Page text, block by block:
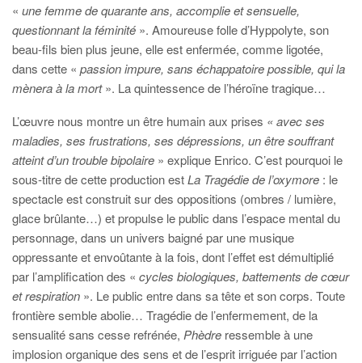
« une femme de quarante ans, accomplie et sensuelle,
questionnant la féminité ». Amoureuse folle d’Hyppolyte, son
beau-fils bien plus jeune, elle est enfermée, comme ligotée,
dans cette « passion impure, sans échappatoire possible, qui la
mènera à la mort». La quintessence de l’héroïne tragique…
L’œuvre nous montre un être humain aux prises « avec ses
maladies, ses frustrations, ses dépressions, un être souffrant
atteint d’un trouble bipolaire » explique Enrico. C’est pourquoi le
sous-titre de cette production estLa Tragédie de l’oxymore : le
spectacle est construit sur des oppositions (ombres / lumière,
glace brûlante…) et propulse le public dans l’espace mental du
personnage, dans un univers baigné par une musique
oppressante et envoûtante à la fois, dont l’effet est démultiplié
par l’amplification des « cycles biologiques, battements de cœur
et respiration ». Le public entre dans sa tête et son corps. Toute
frontière semble abolie… Tragédie de l’enfermement, de la
sensualité sans cesse refrénée, Phèdre ressemble à une
implosion organique des sens et de l’esprit irriguée par l’action